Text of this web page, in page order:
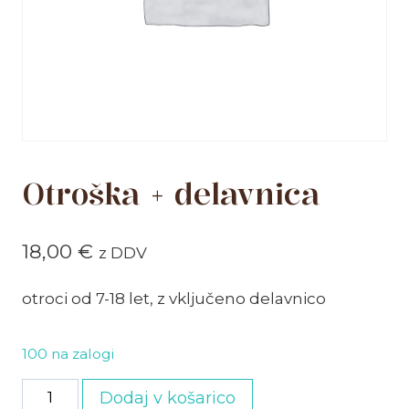
Otroška + delavnica
18,00 € z DDV
otroci od 7-18 let, z vključeno delavnico
100 na zalogi
Otroška
Dodaj v košarico